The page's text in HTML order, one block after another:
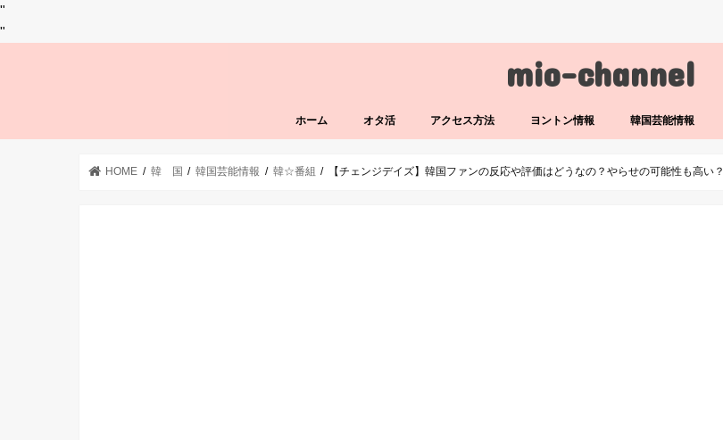
"
"
mio-channel
ホーム オタ活 アクセス方法 ヨントン情報 韓国芸能情報
HOME 韓 国 韓国芸能情報 韓☆番組 【チェンジデイズ】韓国ファンの反応や評価はどうなの？やらせの可能性も高い？